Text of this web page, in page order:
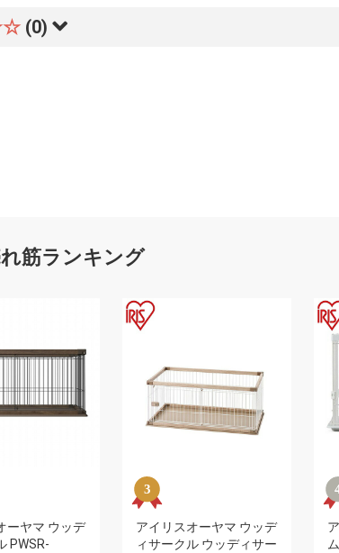
(0)
筋ランキング
ーヤマ ウッデ
PWSR-
アイリスオーヤマ ウッデ
ィサークル ウッディサー